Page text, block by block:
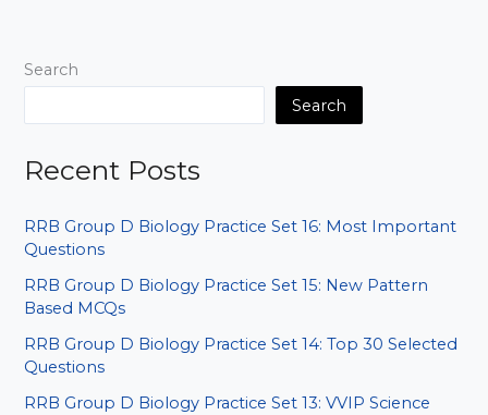
2025
Search
Search
Recent Posts
RRB Group D Biology Practice Set 16: Most Important
Questions
RRB Group D Biology Practice Set 15: New Pattern
Based MCQs
RRB Group D Biology Practice Set 14: Top 30 Selected
Questions
RRB Group D Biology Practice Set 13: VVIP Science